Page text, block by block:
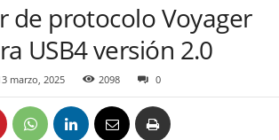
de protocolo Voyager
USB4 versión 2.0
marzo, 2025 2098 0